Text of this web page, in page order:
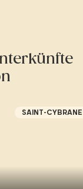
SAINT-